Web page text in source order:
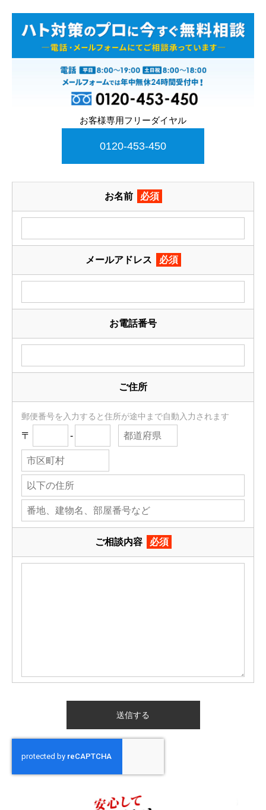
お客様専用フリーダイヤル
0120-453-450
お名前 必須
メールアドレス 必須
お電話番号
ご住所
郵便番号を入力すると住所が途中まで自動入力されます
〒 -
ご相談内容 必須